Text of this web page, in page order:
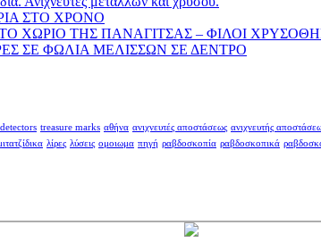
ΣΤΟ ΧΡΟΝΟ
ΧΩΡΙΟ ΤΗΣ ΠΑΝΑΓΙΤΣΑΣ – ΦΙΛΟΙ
ΣΕ ΦΩΛΙΑ ΜΕΛΙΣΣΩΝ ΣΕ ΔΕΝΤΡΟ
treasure marks αθήνα ανιχνευτές αποστάσεως ανιχνευτής
λίρες λύσεις ομοιωμα πηγή ραβδοσκοπία ραβδοσκοπικά